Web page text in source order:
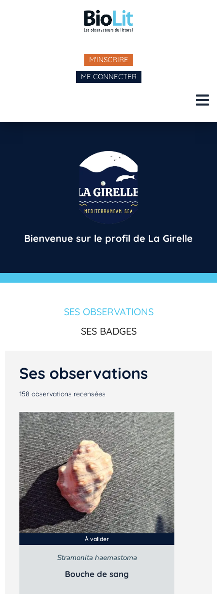
M'INSCRIRE
ME CONNECTER
Bienvenue sur le profil de La Girelle
SES OBSERVATIONS
SES BADGES
Ses observations
158 observations recensées
À valider
Stramonita haemastoma
Bouche de sang